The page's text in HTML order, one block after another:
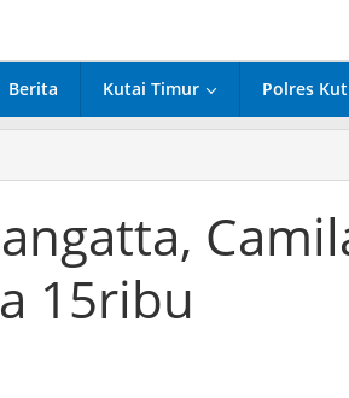
Berita Kutai Timur Polres
15ribu